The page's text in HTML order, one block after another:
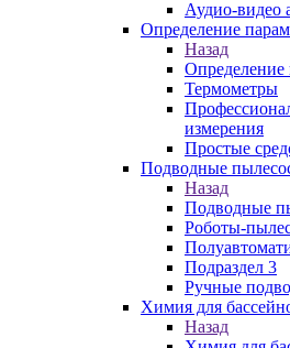
Аудио-видео
Определение
Назад
Определение
Термометры
измерения
Простые
Подводные
Назад
Подводные
Роботы-
Подраздел 3
Ручные
Химия для
Назад